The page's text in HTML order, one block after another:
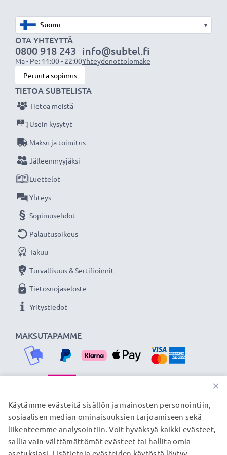
▾
OTA YHTEYTTÄ
0800 918 243
Ma - Pe: 11:00 - 22:00
info@subtel.fi
Yhteydenottolomake
Peruuta sopimus
MAKSUTAPAMME
TIETOA SUBTELISTA
Tietoa meistä
Usein kysytyt
Maksu ja toimitus
Jälleenmyyjäksi
Luettelot
Yhteys
Sopimusehdot
Palautusoikeus
Takuu
Turvallisuus & Sertifioinnit
Tietosuojaseloste
Yritystiedot
TOIMITUSKUMPPANIMME
© subtel.fi 2026
×
Käytämme evästeitä sisällön ja mainosten personointiin,
sosiaalisen median ominaisuuksien tarjoamiseen sekä
liikenteemme analysointiin. Voit hyväksyä kaikki evästeet,
sallia vain välttämättömät evästeet tai hallita omia